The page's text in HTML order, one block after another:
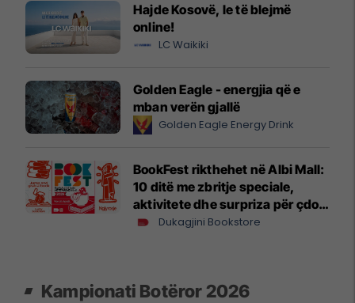
Hajde Kosovë, le të blejmë
online!
LC Waikiki
Golden Eagle - energjia që e
mban verën gjallë
Golden Eagle Energy Drink
BookFest rikthehet në Albi Mall:
10 ditë me zbritje speciale,
aktivitete dhe surpriza për çdo
lexuesDukagjini Bookstore
Kampionati Botëror 2026